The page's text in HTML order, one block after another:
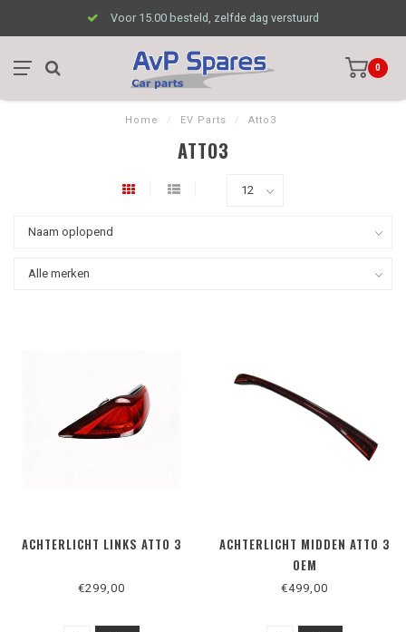
Voor 15.00 besteld, zelfde dag verstuurd
0
Home / EV Parts / Atto3
ATTO3
ACHTERLICHT LINKS ATTO 3
€299,00
ACHTERLICHT MIDDEN ATTO 3
OEM
€499,00